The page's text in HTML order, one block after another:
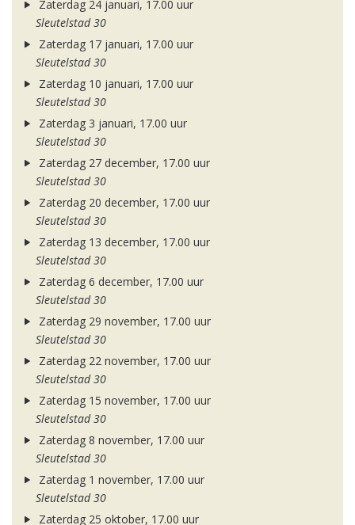
Zaterdag 24 januari, 17.00 uur
Sleutelstad 30
Zaterdag 17 januari, 17.00 uur
Sleutelstad 30
Zaterdag 10 januari, 17.00 uur
Sleutelstad 30
Zaterdag 3 januari, 17.00 uur
Sleutelstad 30
Zaterdag 27 december, 17.00 uur
Sleutelstad 30
Zaterdag 20 december, 17.00 uur
Sleutelstad 30
Zaterdag 13 december, 17.00 uur
Sleutelstad 30
Zaterdag 6 december, 17.00 uur
Sleutelstad 30
Zaterdag 29 november, 17.00 uur
Sleutelstad 30
Zaterdag 22 november, 17.00 uur
Sleutelstad 30
Zaterdag 15 november, 17.00 uur
Sleutelstad 30
Zaterdag 8 november, 17.00 uur
Sleutelstad 30
Zaterdag 1 november, 17.00 uur
Sleutelstad 30
Zaterdag 25 oktober, 17.00 uur